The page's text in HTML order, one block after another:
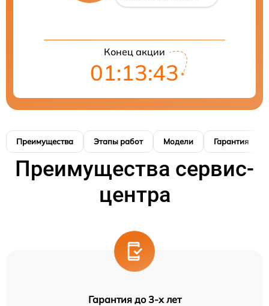
Конец акции
01:13:42
Преимущества Этапы работ Модели Гарантия
Преимущества сервис-
центра
Гарантия до 3-х лет